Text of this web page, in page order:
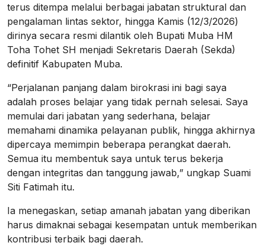
terus ditempa melalui berbagai jabatan struktural dan
pengalaman lintas sektor, hingga Kamis (12/3/2026)
dirinya secara resmi dilantik oleh Bupati Muba HM
Toha Tohet SH menjadi Sekretaris Daerah (Sekda)
definitif Kabupaten Muba.
“Perjalanan panjang dalam birokrasi ini bagi saya
adalah proses belajar yang tidak pernah selesai. Saya
memulai dari jabatan yang sederhana, belajar
memahami dinamika pelayanan publik, hingga akhirnya
dipercaya memimpin beberapa perangkat daerah.
Semua itu membentuk saya untuk terus bekerja
dengan integritas dan tanggung jawab,” ungkap Suami
Siti Fatimah itu.
Ia menegaskan, setiap amanah jabatan yang diberikan
harus dimaknai sebagai kesempatan untuk memberikan
kontribusi terbaik bagi daerah.